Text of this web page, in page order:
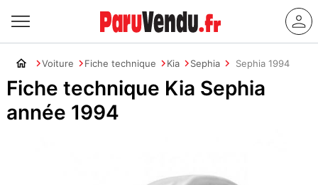
Voiture Fiche technique Kia Sephia Sephia 1994
Fiche technique Kia Sephia
année 1994